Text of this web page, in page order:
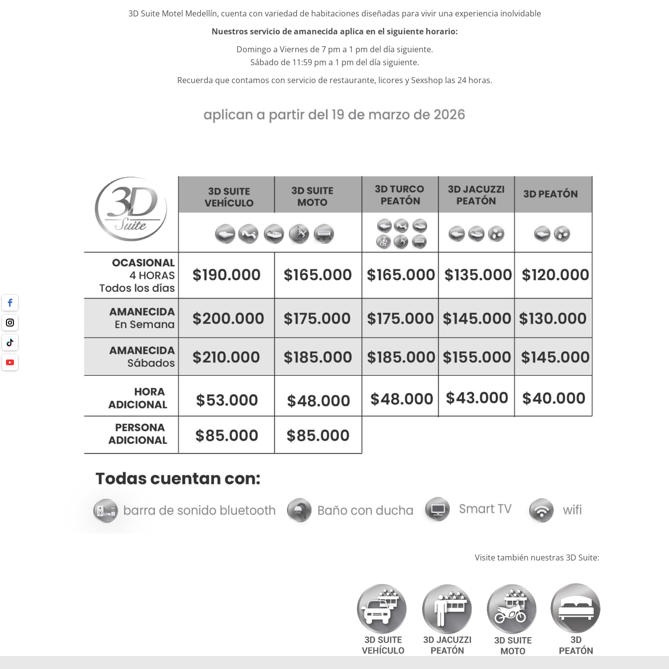
3D Suite Motel Medellín, cuenta con variedad de habitaciones diseñadas para vivir una experiencia inolvidable
Nuestros servicio de amanecida aplica en el siguiente horario:
Domingo a Viernes de 7 pm a 1 pm del día siguiente.
Sábado de 11:59 pm a 1 pm del día siguiente.
Recuerda que contamos con servicio de restaurante, licores y Sexshop las 24 horas.
Visite también nuestras 3D Suite: